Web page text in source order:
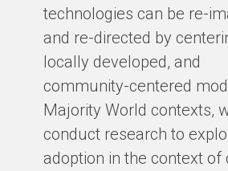
technologies can be re-
and re-directed by
locally developed, and
community-centered
Majority World contexts,
conduct research to
adoption in the context of